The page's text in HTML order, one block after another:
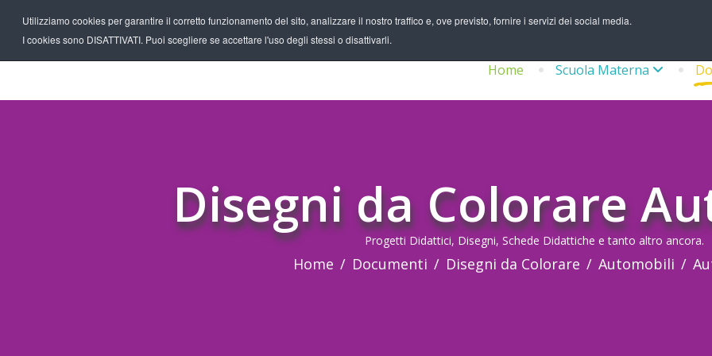
Utilizziamo cookies per garantire il corretto funzionamento del sito, analizzare il nostro traffico e, ove previsto, fornire i servizi dei social media.
I cookies sono DISATTIVATI. Puoi scegliere se accettare l'uso degli stessi o disattivarli.
Home Scuola Materna
Disegni da Colorare
Progetti Didattici, Disegni, Schede Didattiche e tanto altro ancora.
Home Documenti Disegni da Colorare Automobili